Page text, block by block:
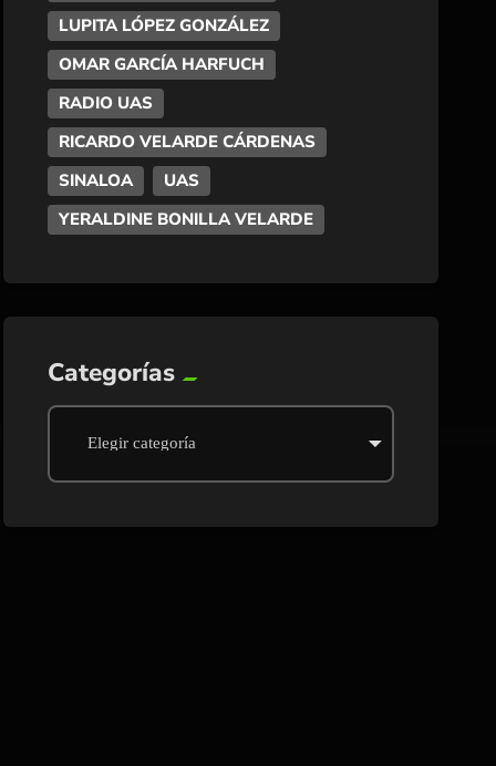
LUPITA LÓPEZ GONZÁLEZ
OMAR GARCÍA HARFUCH
RADIO UAS
RICARDO VELARDE CÁRDENAS
SINALOA
UAS
YERALDINE BONILLA VELARDE
Categorías